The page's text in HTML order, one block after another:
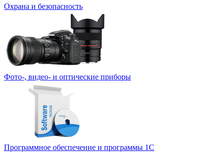
Охрана и безопасность
Фото-, видео- и оптические приборы
Программное обеспечение и программы 1С